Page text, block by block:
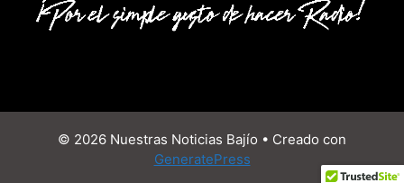
© 2026 Nuestras Noticias Bajío • Creado con
GeneratePress